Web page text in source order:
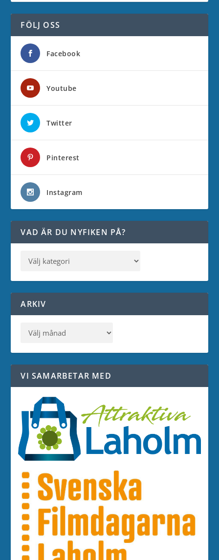
FÖLJ OSS
Facebook
Youtube
Twitter
Pinterest
Instagram
VAD ÄR DU NYFIKEN PÅ?
ARKIV
VI SAMARBETAR MED